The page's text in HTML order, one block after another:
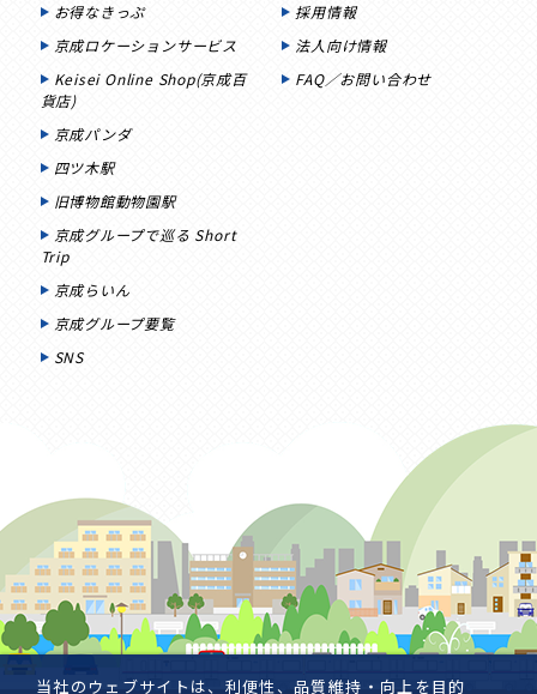
お得なきっぷ
京成ロケーションサービス
Keisei Online Shop(京成百
貨店)
京成パンダ
四ツ木駅
旧博物館動物園駅
京成グループで巡る Short
Trip
京成らいん
京成グループ要覧
SNS
採用情報
法人向け情報
FAQ／お問い合わせ
当社のウェブサイトは、利便性、品質維持・向上を目的